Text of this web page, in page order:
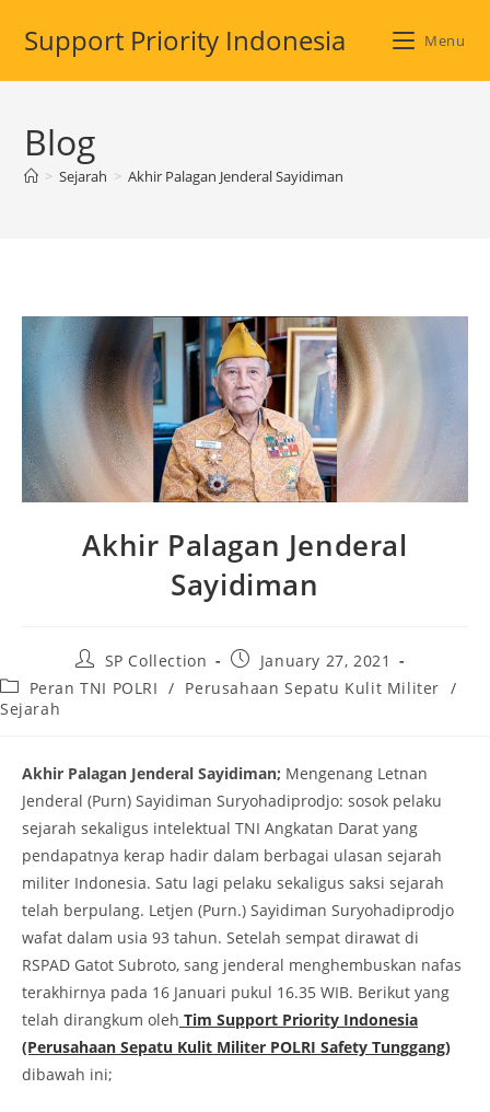
Support Priority Indonesia Menu
Blog
> Sejarah > Akhir Palagan Jenderal Sayidiman
Akhir Palagan Jenderal
Sayidiman
Post
author:
SP Collection
Post
published:
January 27, 2021
Post
category:
Peran TNI POLRI / Perusahaan Sepatu Kulit Militer /
Sejarah
Akhir Palagan Jenderal Sayidiman; Mengenang Letnan
Jenderal (Purn) Sayidiman Suryohadiprodjo: sosok pelaku
sejarah sekaligus intelektual TNI Angkatan Darat yang
pendapatnya kerap hadir dalam berbagai ulasan sejarah
militer Indonesia. Satu lagi pelaku sekaligus saksi sejarah
telah berpulang. Letjen (Purn.) Sayidiman Suryohadiprodjo
wafat dalam usia 93 tahun. Setelah sempat dirawat di
RSPAD Gatot Subroto, sang jenderal menghembuskan nafas
terakhirnya pada 16 Januari pukul 16.35 WIB. Berikut yang
telah dirangkum oleh Tim Support Priority Indonesia
(Perusahaan Sepatu Kulit Militer POLRI Safety Tunggang)
dibawah ini;